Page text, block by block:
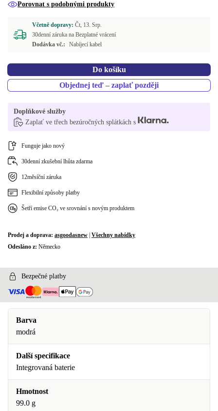
bílá
vesmírně šedá
Porovnat s podobnými produkty
Včetně dopravy: Čt, 13. Srp.
30denní záruka na Bezplatné vrácení
Dodávka vč.:
Nabíjecí kabel
Do košíku
Objednej teď – zaplať později
Doplňkové služby
Zaplať ve třech bezúročných splátkách s
Funguje jako nový
30denní zkušební lhůta zdarma
12měsíční záruka
Flexibilní způsoby platby
Šetří emise CO₂ ve srovnání s novým produktem
Prodej a doprava: asgoodasnew Všechny nabídky
Odesláno z: Německo
Bezpečné platby
Barva
modrá
Další specifikace
Integrovaná baterie
Hmotnost
99.0 g